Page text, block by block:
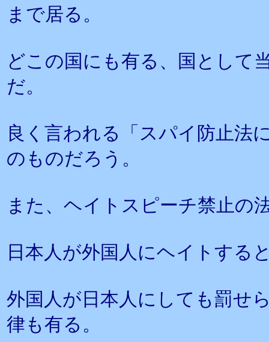
まで居る。
どこの国にも有る、国として
だ。
良く言われる「スパイ防止法
のものだろう。
また、ヘイトスピーチ禁止の
日本人が外国人にヘイトする
外国人が日本人にしても罰せ
律も有る。